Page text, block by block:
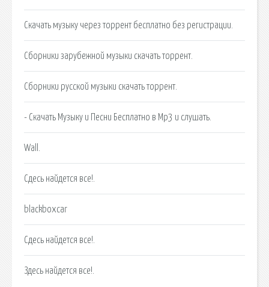
Скачать музыку через торрент бесплатно без регистрации.
Сборники зарубежной музыки скачать торрент.
Сборники русской музыки скачать торрент.
- Скачать Музыку и Песни Бесплатно в Mp3 и слушать.
Wall.
Сдесь найдется все!.
blackboxcar
Сдесь найдется все!.
Здесь найдется все!.